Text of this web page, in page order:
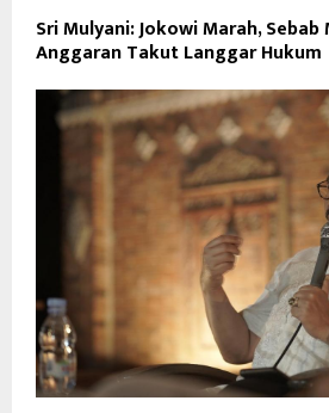
Sri Mulyani: Jokowi Marah,
Anggaran Takut Langgar Hukum